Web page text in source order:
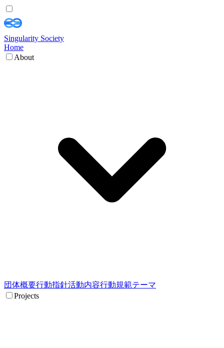
Singularity Society
Home
About
団体概要行動指針活動内容行動規範テーマ
Projects